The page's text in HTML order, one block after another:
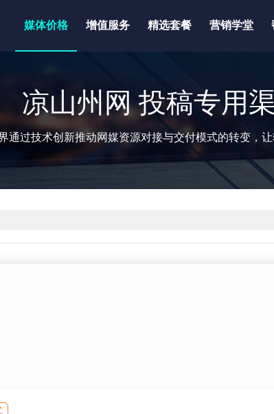
媒体价格 增值服务 精选套餐 营销学堂
凉山州网 投稿专用
通过技术创新推动网媒资源对接与交付模式的转变，让